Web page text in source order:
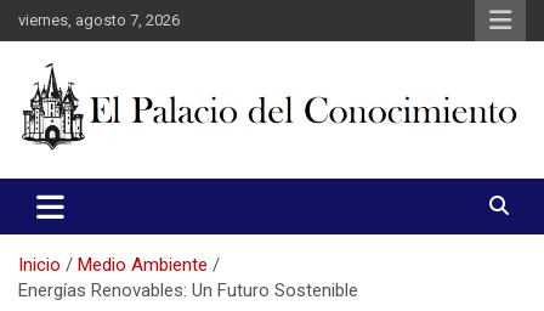
Saltar
al
contenido
viernes, agosto 7, 2026
El Palacio del Conocimiento
Inicio
Medio Ambiente
Energías Renovables: Un Futuro Sostenible